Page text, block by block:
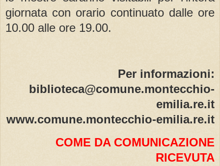
giornata con orario continuato dalle ore
10.00 alle ore 19.00.
Per informazioni:
biblioteca@comune.montecchio-
emilia.re.it
www.comune.montecchio-emilia.re.it
COME DA COMUNICAZIONE
RICEVUTA